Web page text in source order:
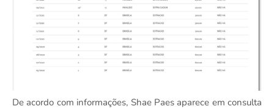
De acordo com informações, Shae Paes aparece em consulta